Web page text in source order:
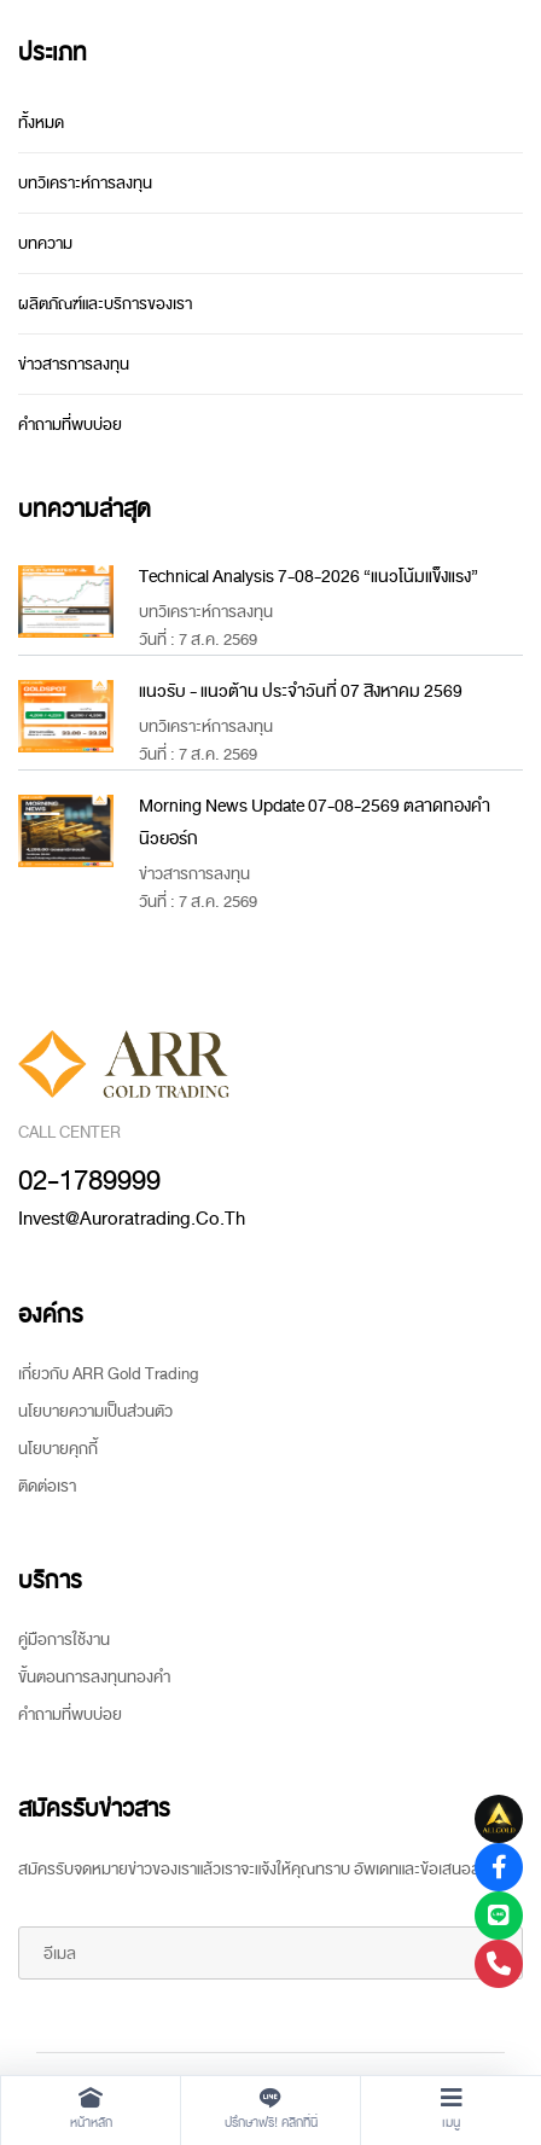
ประเภท
ทั้งหมด
บทวิเคราะห์การลงทุน
บทความ
ผลิตภัณฑ์และบริการของเรา
ข่าวสารการลงทุน
คำถามที่พบบ่อย
บทความล่าสุด
Technical Analysis 7-08-2026 “แนวโน้มแข็งแรง”
บทวิเคราะห์การลงทุน
วันที่ : 7 ส.ค. 2569
แนวรับ - แนวต้าน ประจำวันที่ 07 สิงหาคม 2569
บทวิเคราะห์การลงทุน
วันที่ : 7 ส.ค. 2569
Morning News Update 07-08-2569 ตลาดทองคำ
นิวยอร์ก
ข่าวสารการลงทุน
วันที่ : 7 ส.ค. 2569
CALL CENTER
02-1789999
Invest@auroratrading.co.th
องค์กร
เกี่ยวกับ ARR Gold Trading
นโยบายความเป็นส่วนตัว
นโยบายคุกกี้
ติดต่อเรา
บริการ
คู่มือการใช้งาน
ขั้นตอนการลงทุนทองคำ
คำถามที่พบบ่อย
สมัครรับข่าวสาร
สมัครรับจดหมายข่าวของเราแล้วเราจะแจ้งให้คุณทราบ อัพเดทและข้อเสนอล่าสุด
Copyright © 2026 All rights reserved ARR Gold Trading
หน้าหลัก ปรึกษาฟรี! คลิกที่นี่ เมนู